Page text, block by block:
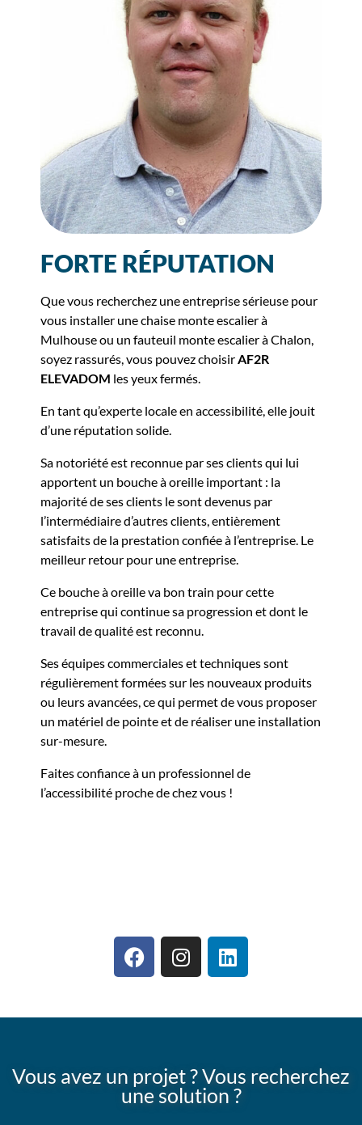
FORTE RÉPUTATION
Que vous recherchez une entreprise sérieuse pour
vous installer une chaise monte escalier à
Mulhouse ou un fauteuil monte escalier à Chalon,
soyez rassurés, vous pouvez choisirAF2R
ELEVADOM les yeux fermés.
En tant qu’experte locale en accessibilité, elle jouit
d’une réputation solide.
Sa notoriété est reconnue par ses clients qui lui
apportent un bouche à oreille important : la
majorité de ses clients le sont devenus par
l’intermédiaire d’autres clients, entièrement
satisfaits de la prestation confiée à l’entreprise. Le
meilleur retour pour une entreprise.
Ce bouche à oreille va bon train pour cette
entreprise qui continue sa progression et dont le
travail de qualité est reconnu.
Ses équipes commerciales et techniques sont
régulièrement formées sur les nouveaux produits
ou leurs avancées, ce qui permet de vous proposer
un matériel de pointe et de réaliser une installation
sur-mesure.
Faites confiance à un professionnel de
l’accessibilité proche de chez vous !
Vous avez un projet ? Vous recherchez
une solution ?